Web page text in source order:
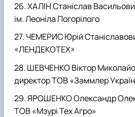
ХАЛІН Станіслав
ім. Леоніла Погорілого
ЧЕМЕРИС Юрій
«ЛЕНДЕКОТЕХ»
ШЕВЧЕНКО Віктор
директор ТОВ «Заммлер
ЯРОШЕНКО Олександр
ТОВ «Мзурі Тех Агро»